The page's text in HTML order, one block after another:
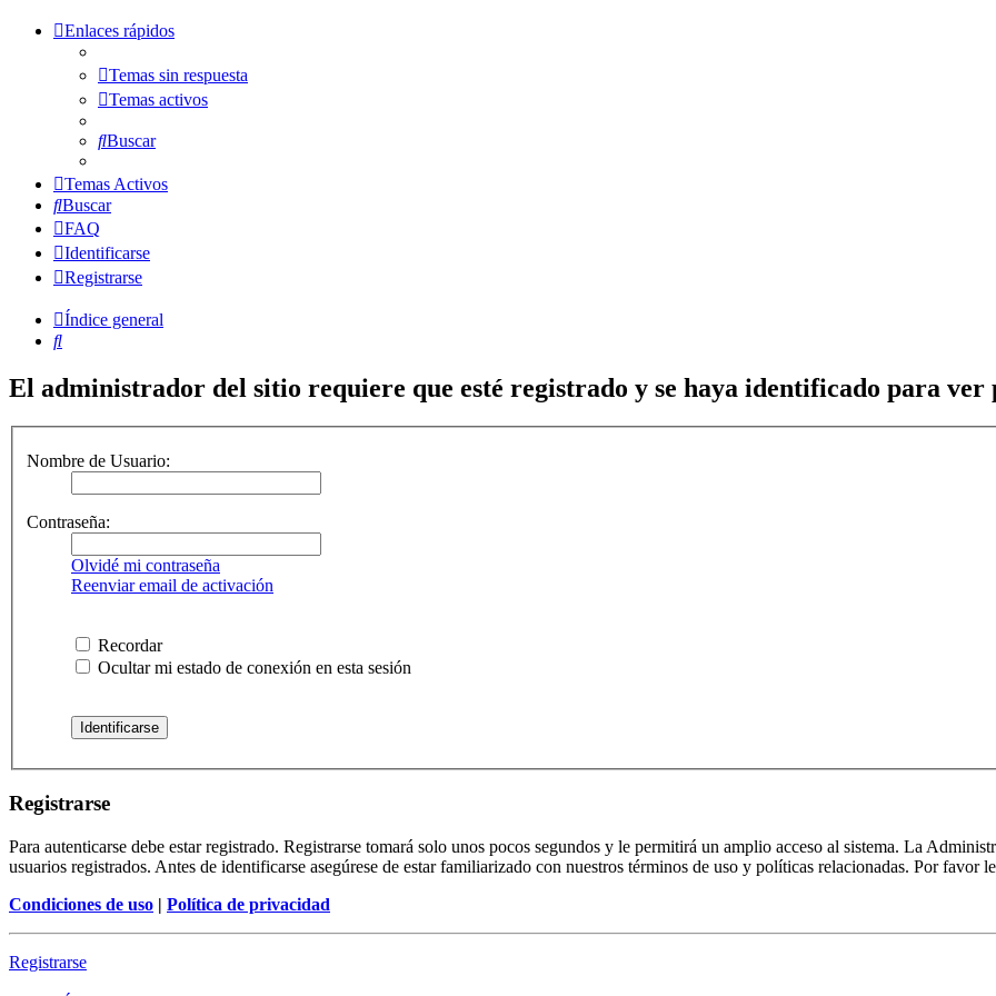
Enlaces rápidos
Temas sin respuesta
Temas activos
Buscar
Temas Activos
Buscar
FAQ
Identificarse
Registrarse
Índice general
Buscar
El administrador del sitio requiere que esté registrado y se haya identificado para ver
Nombre de Usuario:
Contraseña:
Olvidé mi contraseña
Reenviar email de activación
Recordar
Ocultar mi estado de conexión en esta sesión
Registrarse
Para autenticarse debe estar registrado. Registrarse tomará solo unos pocos segundos y le permitirá un amplio acceso al sistema. La
usuarios registrados. Antes de identificarse asegúrese de estar familiarizado con nuestros términos de uso y políticas relacionadas. Por favor
Condiciones de uso | Política de privacidad
Registrarse